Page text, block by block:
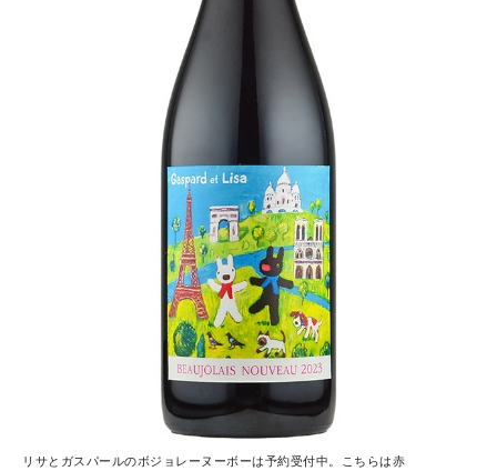
リサとガスパールのボジョレーヌーボーは予約受付中。こちらは赤